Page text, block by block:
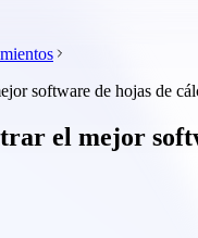
software de hojas de
el mejor